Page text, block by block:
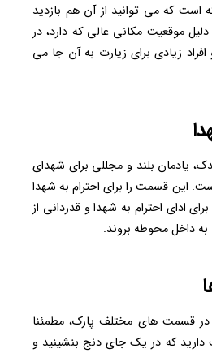
است که می توانید از آن هم بازدید
دلیل موقعیت مکانی عالی که دارد، در
زیادی برای زیارت به آن جا می
یادمان بلند و مجللی برای شهدای
این قسمت را برای احترام به شهدا
ادای احترام به شهدا و قدردانی از
به داخل محوطه بروند.
قسمت های مختلف پارک، مطمئنا
که در یک جای دنج بنشینید و